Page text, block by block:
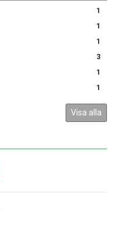
1
1
1
3
1
1
Visa alla